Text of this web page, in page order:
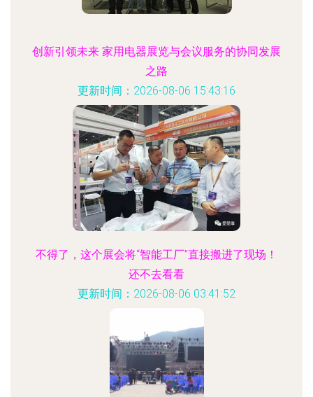
创新引领未来 家用电器展览与会议服务的协同发展
之路
更新时间：2026-08-06 15:43:16
不得了，这个展会将“智能工厂”直接搬进了现场！
还不去看看
更新时间：2026-08-06 03:41:52